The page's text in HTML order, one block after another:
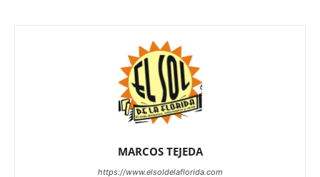
MARCOS TEJEDA
https://www.elsoldelaflorida.com